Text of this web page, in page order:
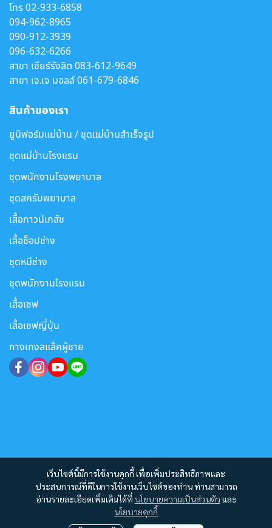
เว็บไซต์นี้มีการใช้งานคุกกี้ เพื่อเพิ่มประสิทธิภาพและ
ประสบการณ์ที่ดีในการใช้งานเว็บไซต์ของท่าน ท่านสามารถ
อ่านรายละเอียดเพิ่มเติมได้ที่ นโยบายความเป็นส่วนตัว และ
นโยบายคุกกี้
โทร02-933-6858
094-962-8965
090-912-3939
096-632-6266
สาขา เซียร์รังสิต 083-612-9649
สาขา เจ.เจ มอลล์061-679-6846
สินค้าของเรา
ยูนิฟอร์มแม่บ้าน / ชุดแม่บ้านสำเร็จรูป
ชุดแม่บ้านโรงแรม
ชุดพนักงานโรงพยาบาล
ชุดสครับพยาบาล
เสื้อกาวน์เภสัช
เสื้อช็อปช่าง
ชุดหมีช่าง
ชุดพนักงานโรงแรม
เสื้อเชฟ
เสื้อเชฟญี่ปุ่น
กางเกงสแล็คผู้ชาย